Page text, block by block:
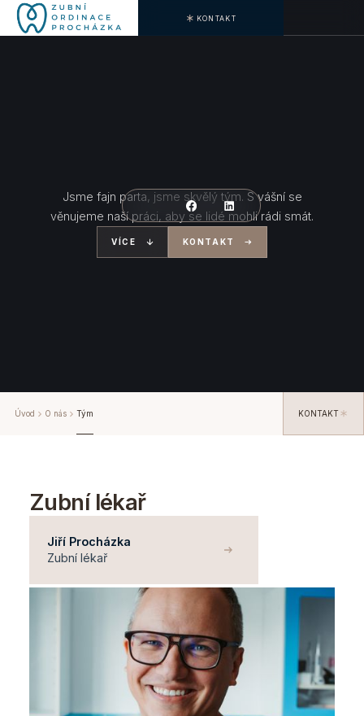
KONTAKT
Jsme fajn parta, jsme skvělý tým. S vášní se
věnujeme naší práci, aby se lidé mohli rádi smát.
VÍCE KONTAKT
Úvod O nás Tým KONTAKT
Zubní lékař
Jiří Procházka
Zubní lékař